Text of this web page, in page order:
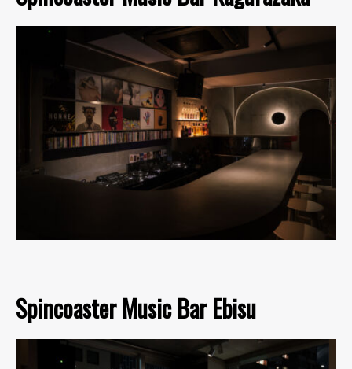
Spincoaster Music Bar Ebisu